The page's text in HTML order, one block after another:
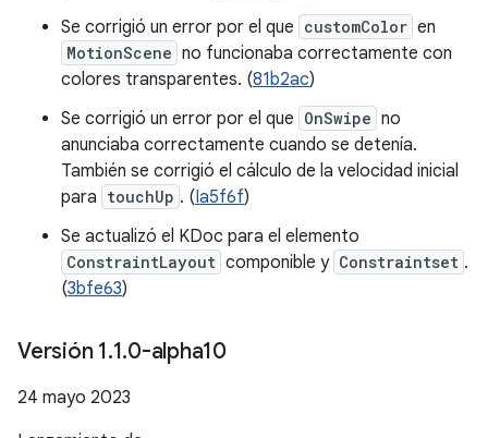
Se corrigió un error por el que customColor en
MotionScene no funcionaba correctamente con
colores transparentes. (81b2ac)
Se corrigió un error por el que OnSwipe no
anunciaba correctamente cuando se detenía.
También se corrigió el cálculo de la velocidad inicial
para touchUp . (Ia5f6f)
Se actualizó el KDoc para el elemento
ConstraintLayout componible y Constraintset .
(3bfe63)
Versión 1.1.0-alpha10
24 mayo 2023